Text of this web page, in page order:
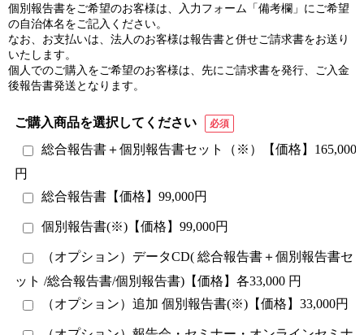
個別報告書をご希望のお客様は、入力フォーム「備考欄」にご希望
の自治体名をご記入ください。
なお、お支払いは、法人のお客様は報告書と併せご請求書をお送り
いたします。
個人でのご購入をご希望のお客様は、先にご請求書を発行、ご入金
後報告書発送となります。